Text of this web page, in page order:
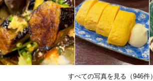
すべての写真を見る（946件）